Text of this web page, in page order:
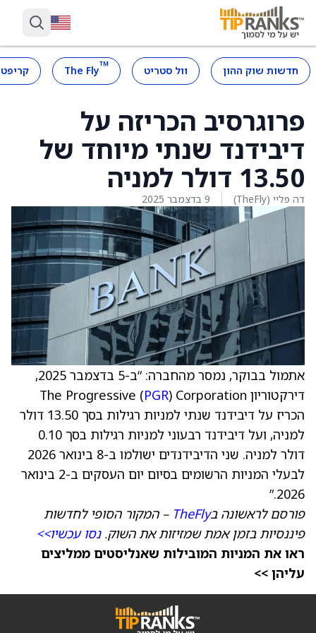
חדשות שוק ההון וול סטריט ™
The Fly
פרוגרסיב הכריזה על
דיבידנד שנתי מיוחד של
13.50 דולר למניה
דה פליי (TheFly) 9 בדצמבר 2025
אתמול בבוקר, נמסר מהחברה: “ב-5 בדצמבר 2025,
דירקטוריון The Progressive (
PGR) Corporation
הכריז על דיבידנד שנתי למניות רגילות בסך 13.50 דולר
למניה, ועל דיבידנד רבעוני למניות רגילות בסך 0.10
דולר למניה. שני הדיבידנדים ישולמו ב-8 בינואר 2026
לבעלי המניות הרשומים בסיום יום העסקים ב-2 בינואר
2026.”
פורסם לראשונה בTheFly – המקור הסופי לחדשות
פיננסיות בזמן אמת שמזיזות את השוק.נסו עכשיו>>
ראו את המניות המובילות שאנליסטים ממליצים
עליהן >>